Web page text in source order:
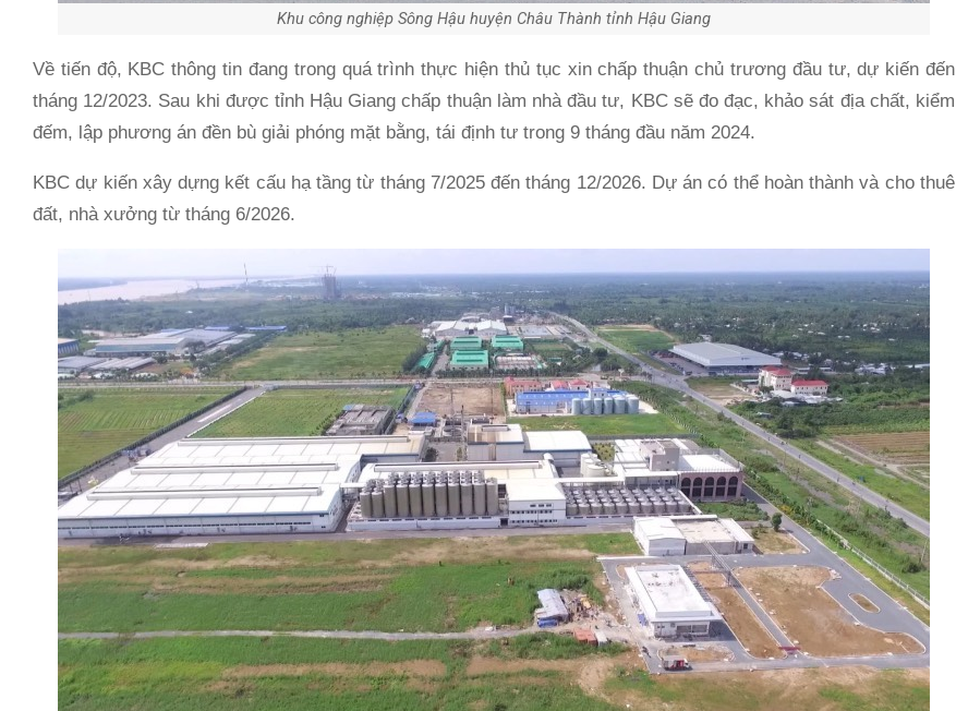
Khu công nghiệp Sông Hậu huyện Châu Thành tỉnh Hậu Giang
Về tiến độ, KBC thông tin đang trong quá trình thực hiện thủ tục xin chấp thuận chủ trương đầu tư, dự kiến đến
tháng 12/2023. Sau khi được tỉnh Hậu Giang chấp thuận làm nhà đầu tư, KBC sẽ đo đạc, khảo sát địa chất, kiểm
đếm, lập phương án đền bù giải phóng mặt bằng, tái định tư trong 9 tháng đầu năm 2024.
KBC dự kiến xây dựng kết cấu hạ tầng từ tháng 7/2025 đến tháng 12/2026. Dự án có thể hoàn thành và cho thuê
đất, nhà xưởng từ tháng 6/2026.